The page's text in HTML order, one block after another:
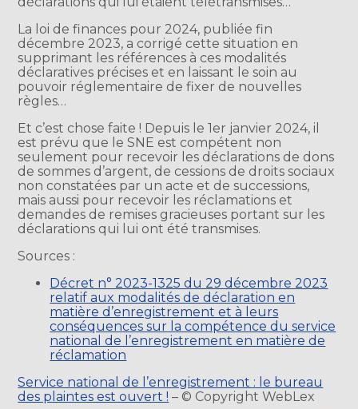
La loi de finances pour 2024, publiée fin
décembre 2023, a corrigé cette situation en
supprimant les références à ces modalités
déclaratives précises et en laissant le soin au
pouvoir réglementaire de fixer de nouvelles
règles…
Et c’est chose faite ! Depuis le 1er janvier 2024, il
est prévu que le SNE est compétent non
seulement pour recevoir les déclarations de dons
de sommes d’argent, de cessions de droits sociaux
non constatées par un acte et de successions,
mais aussi pour recevoir les réclamations et
demandes de remises gracieuses portant sur les
déclarations qui lui ont été transmises.
Sources :
Décret n° 2023-1325 du 29 décembre 2023
relatif aux modalités de déclaration en
matière d’enregistrement et à leurs
conséquences sur la compétence du service
national de l’enregistrement en matière de
réclamation
Service national de l’enregistrement : le bureau
des plaintes est ouvert ! – © Copyright WebLex